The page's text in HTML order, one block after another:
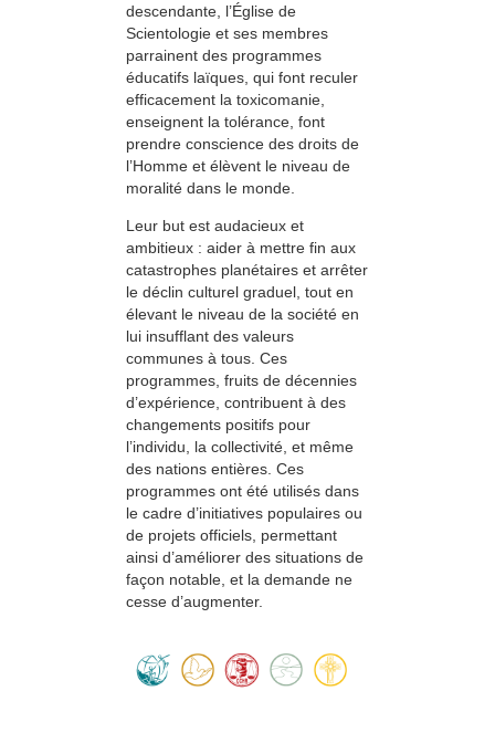
descendante, l’Église de
Scientologie et ses membres
parrainent des programmes
éducatifs laïques, qui font reculer
efficacement la toxicomanie,
enseignent la tolérance, font
prendre conscience des droits de
l’Homme et élèvent le niveau de
moralité dans le monde.
Leur but est audacieux et
ambitieux : aider à mettre fin aux
catastrophes planétaires et arrêter
le déclin culturel graduel, tout en
élevant le niveau de la société en
lui insufflant des valeurs
communes à tous. Ces
programmes, fruits de décennies
d’expérience, contribuent à des
changements positifs pour
l’individu, la collectivité, et même
des nations entières. Ces
programmes ont été utilisés dans
le cadre d’initiatives populaires ou
de projets officiels, permettant
ainsi d’améliorer des situations de
façon notable, et la demande ne
cesse d’augmenter.